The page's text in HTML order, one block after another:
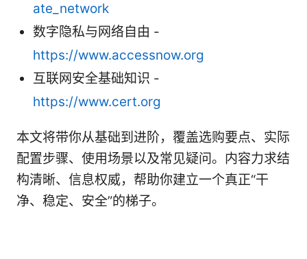
ate_network
数字隐私与网络自由 -
https://www.accessnow.org
互联网安全基础知识 -
https://www.cert.org
本文将带你从基础到进阶，覆盖选购要点、实际
配置步骤、使用场景以及常见疑问。内容力求结
构清晰、信息权威，帮助你建立一个真正“干
净、稳定、安全”的梯子。